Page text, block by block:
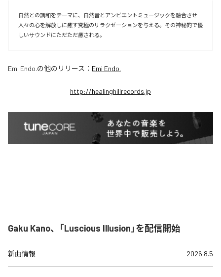
自然との調和をテーマに、自然音とアンビエントミュージックを融合させ
人々の心を解放しに癒す究極のリラクゼーションを与える。その神秘的で優
しいサウンドにただただ癒される。
Emi Endo.の他のリリース： Emi Endo.
http://healinghillrecords.jp
Gaku Kano、「Luscious Illusion」を配信開始
新曲情報 2026.8.5